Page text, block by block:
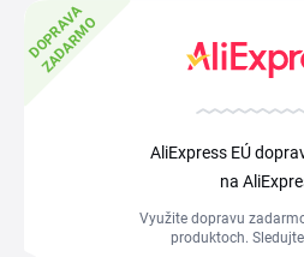
D
O
P
R
A
V
A
Z
A
D
A
R
M
O
AliExpress EÚ
na
Využite dopravu
produktoch.